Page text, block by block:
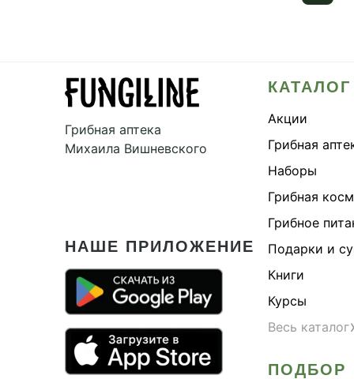
Грибная аптека
Михаила Вишневского
НАШЕ ПРИЛОЖЕНИЕ
КАТАЛОГ
Акции
Грибная
Наборы
Грибная
Грибное
Подарки и
Книги
Курсы
Весь каталог›
ПОДБОР